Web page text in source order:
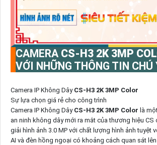
CAMERA CS-H3 2K 3MP
VỚI NHỮNG THÔNG TIN CHÚ
Camera IP Không Dây CS-H3 2K 3MP Color
Sự lựa chọn giá rẻ cho công trình
Camera IP Không Dây CS-H3 2K 3MP Color là
an ninh không dây mới ra mắt của thương hiệu
giải hình ảnh 3.0 MP với chất lượng hình ảnh tuyệt
AI và đèn hồng ngoại có khoảng cách quan sát